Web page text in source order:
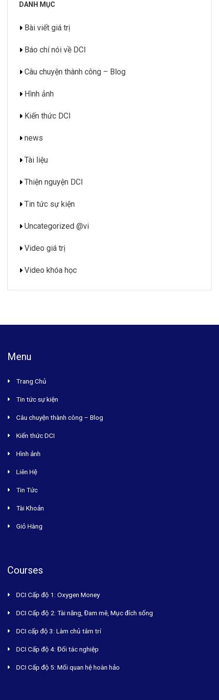
DANH MỤC
Bài viết giá trị
Báo chí nói về DCI
Câu chuyện thành công – Blog
Hình ảnh
Kiến thức DCI
news
Tài liệu
Thiện nguyện DCI
Tin tức sự kiện
Uncategorized @vi
Video giá trị
Video khóa học
Menu
Trang Chủ
Tin tức sự kiện
Câu chuyện thành công – Blog
Kiến thức DCI
Hình ảnh
Liên Hệ
Tin Tức
Tài Khoản
Giỏ Hàng
Courses
DCI Cấp độ 1: Oxygen Money
DCI Cấp độ 2: Tài năng, Đam mê, Mục đích sống
DCI cấp độ 3: Làm chủ tâm trí
DCI Cấp độ 4: Đối tác nghiệp
DCI Cấp độ 5: Mối quan hệ hoàn hảo